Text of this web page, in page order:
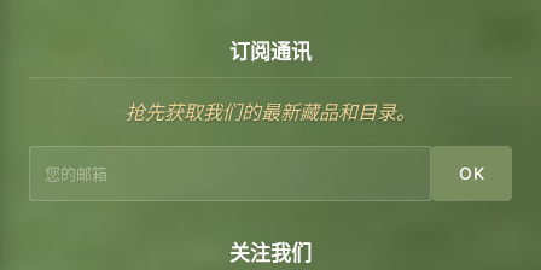
订阅通讯
抢先获取我们的最新藏品和目录。
OK
关注我们